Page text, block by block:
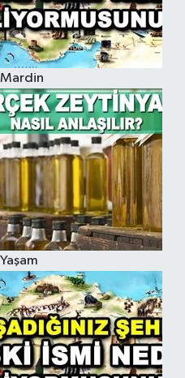
Mardin
Yaşam